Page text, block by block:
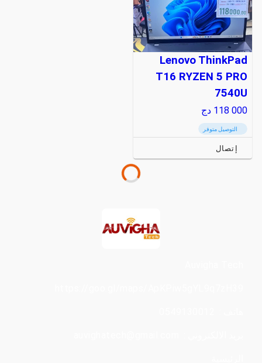
Lenovo ThinkPad
T16 RYZEN 5 PRO
7540U
118 000 دج
التوصيل متوفر
إتصال